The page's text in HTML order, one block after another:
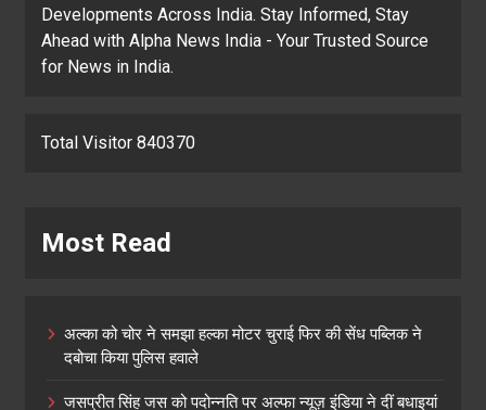
Developments Across India. Stay Informed, Stay
Ahead with Alpha News India - Your Trusted Source
for News in India.
Total Visitor 840370
Most Read
अल्का को चोर ने समझा हल्का मोटर चुराई फिर की सेंध पब्लिक ने
दबोचा किया पुलिस हवाले
जसप्रीत सिंह जस को पदोन्नति पर अल्फा न्यूज़ इंडिया ने दीं बधाइयां